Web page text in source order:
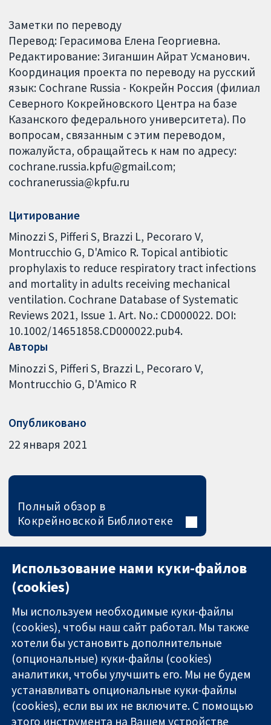
Заметки по переводу
Перевод: Герасимова Елена Георгиевна.
Редактирование: Зиганшин Айрат Усманович.
Координация проекта по переводу на русский
язык: Cochrane Russia - Кокрейн Россия (филиал
Северного Кокрейновского Центра на базе
Казанского федерального университета). По
вопросам, связанным с этим переводом,
пожалуйста, обращайтесь к нам по адресу:
cochrane.russia.kpfu@gmail.com;
cochranerussia@kpfu.ru
Цитирование
Minozzi S, Pifferi S, Brazzi L, Pecoraro V,
Montrucchio G, D'Amico R. Topical antibiotic
prophylaxis to reduce respiratory tract infections
and mortality in adults receiving mechanical
ventilation. Cochrane Database of Systematic
Reviews 2021, Issue 1. Art. No.: CD000022. DOI:
10.1002/14651858.CD000022.pub4.
Авторы
Minozzi S Pifferi S Brazzi L Pecoraro V
Montrucchio G D'Amico R
Опубликовано
22 января 2021
Полный обзор в
Кокрейновской Библиотеке
Надёжные
доказательства
11-13 Cavendish
Square
London
W1G 0AN
Связаться с
нами
Новости
Пресс-
Использование нами куки-файлов
(cookies)
Мы используем необходимые куки-файлы
(cookies), чтобы наш сайт работал. Мы также
хотели бы установить дополнительные
(опциональные) куки-файлы (cookies)
аналитики, чтобы улучшить его. Мы не будем
устанавливать опциональные куки-файлы
(cookies), если вы их не включите. С помощью
этого инструмента на Вашем устройстве